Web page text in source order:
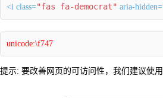
<i class="fas fa-democrat" aria-hidden=
unicode:\f747
提示: 要改善网页的可访问性，我们建议使用